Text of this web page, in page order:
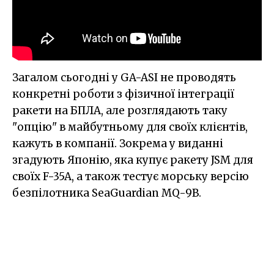
Загалом сьогодні у GA-ASI не проводять
конкретні роботи з фізичної інтеграції
ракети на БПЛА, але розглядають таку
"опцію" в майбутньому для своїх клієнтів,
кажуть в компанії. Зокрема у виданні
згадують Японію, яка купує ракету JSM для
своїх F-35A, а також тестує морську версію
безпілотника SeaGuardian MQ-9B.